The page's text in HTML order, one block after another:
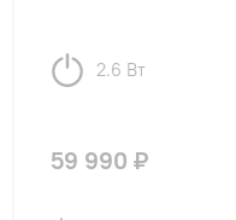
2.6 Вт
59 990 ₽